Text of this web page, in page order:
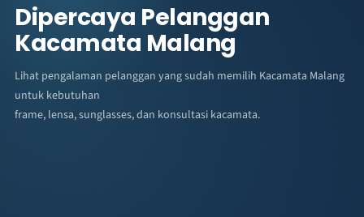
Dipercaya Pelanggan
Kacamata Malang
Lihat pengalaman pelanggan yang sudah memilih Kacamata Malang
untuk kebutuhan
frame, lensa, sunglasses, dan konsultasi kacamata.